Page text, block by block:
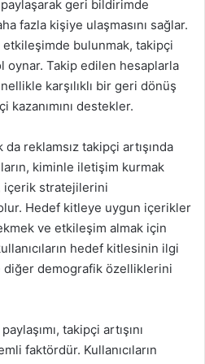
geri bildirimde
fazla kişiye ulaşmasını sağlar.
etkileşimde bulunmak, takipçi
oynar. Takip edilen hesaplarla
karşılıklı bir geri dönüş
kazanımını destekler.
reklamsız takipçi artışında
kiminle iletişim kurmak
stratejilerini
Hedef kitleye uygun içerikler
ve etkileşim almak için
hedef kitlesinin ilgi
diğer demografik özelliklerini
takipçi artışını
faktördür. Kullanıcıların